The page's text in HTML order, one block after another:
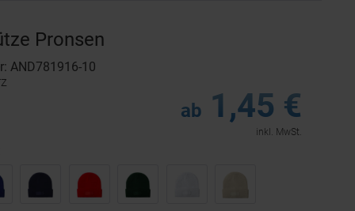
Pronsen
AND781916-10
ab 1,45 €
inkl. MwSt.